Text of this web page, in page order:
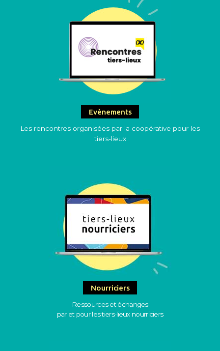
Evènements
Les rencontres organisées par la coopérative pour les
tiers-lieux
Nourriciers
Ressources et échanges
par et pour les tiers-lieux nourriciers